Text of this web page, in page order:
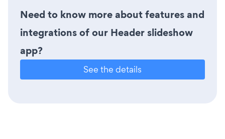
Need to know more about features and
integrations of our Header slideshow
app?
See the details